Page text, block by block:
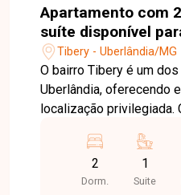
Apartamento com
suíte disponível
Tibery em
Tibery - Uberlândia/MG
O bairro Tibery é um
Uberlândia, oferecendo
localização privilegiada.
Shopping,
academias,
proporcionando
2
Dorm.
1
Suite